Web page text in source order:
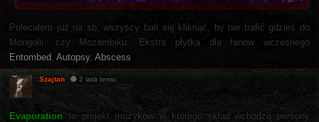
Polecałem już na sb, wszyscy bali się kliknąć, by nie trafić gdzieś do
Mongolii, czy Mozambiku. Ekstra płytka dla fanów wczesnego
Entombed Autopsy, Abscess
Szajtan 2 lata temu
Evaporationto projekt muzyków w którego skład wchodzą persony